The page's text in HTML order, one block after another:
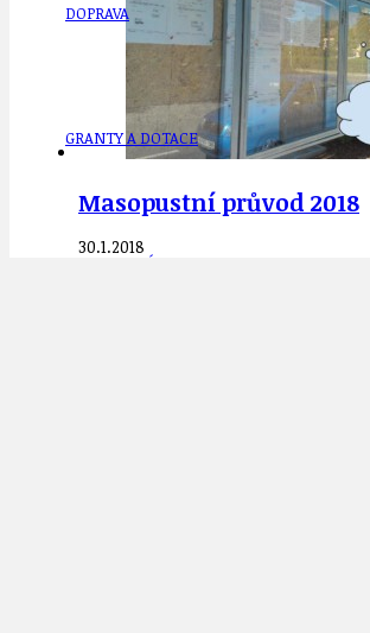
DOPRAVA
GRANTY A DOTACE
HODKOVSKÁ ULICE
Masopustní průvod 2018
30.1.2018